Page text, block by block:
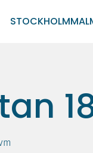
STOCKHOLM